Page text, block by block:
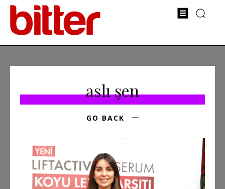
aslı şen
GO BACK